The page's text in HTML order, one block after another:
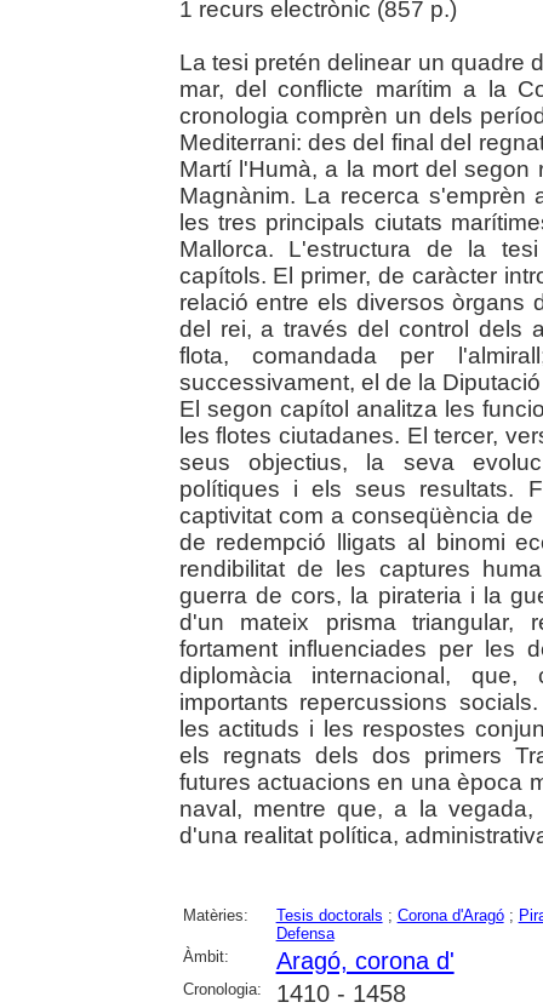
1 recurs electrònic (857 p.)
La tesi pretén delinear un quadre
mar, del conflicte marítim a la
cronologia comprèn un dels
Mediterrani: des del final del
Martí l'Humà, a la mort del segon
Magnànim. La recerca
les tres principals ciutats
Mallorca. L'estructura de la
capítols. El primer, de caràcter
relació entre els diversos òrgans
del rei, a través del control dels
flota, comandada per
successivament, el de la
El segon capítol analitza les
les flotes ciutadanes. El tercer,
seus objectius, la seva
polítiques i els seus resultats.
captivitat com a conseqüència
de redempció lligats al binomi
rendibilitat de les captures
guerra de cors, la pirateria i la
d'un mateix prisma triangular,
fortament influenciades per les
diplomàcia internacional, que,
importants repercussions
les actituds i les respostes
els regnats dels dos primers
futures actuacions en una època
naval, mentre que, a la vegada,
d'una realitat política,
Matèries: Tesis doctorals ; Corona d'Aragó;
Defensa
Àmbit:
Aragó, corona d'
Cronologia: 1410 - 1458